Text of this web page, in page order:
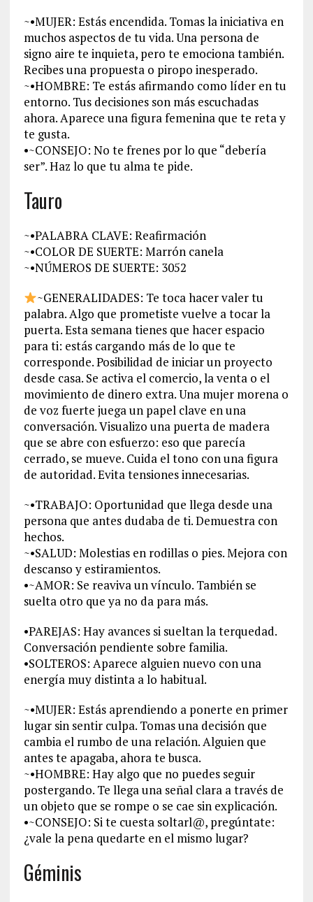
~•MUJER: Estás encendida. Tomas la iniciativa en
muchos aspectos de tu vida. Una persona de
signo aire te inquieta, pero te emociona también.
Recibes una propuesta o piropo inesperado.
~•HOMBRE: Te estás afirmando como líder en tu
entorno. Tus decisiones son más escuchadas
ahora. Aparece una figura femenina que te reta y
te gusta.
•~CONSEJO: No te frenes por lo que “debería
ser”. Haz lo que tu alma te pide.
Tauro
~•PALABRA CLAVE: Reafirmación
~•COLOR DE SUERTE: Marrón canela
~•NÚMEROS DE SUERTE: 3052
~GENERALIDADES: Te toca hacer valer tu
palabra. Algo que prometiste vuelve a tocar la
puerta. Esta semana tienes que hacer espacio
para ti: estás cargando más de lo que te
corresponde. Posibilidad de iniciar un proyecto
desde casa. Se activa el comercio, la venta o el
movimiento de dinero extra. Una mujer morena o
de voz fuerte juega un papel clave en una
conversación. Visualizo una puerta de madera
que se abre con esfuerzo: eso que parecía
cerrado, se mueve. Cuida el tono con una figura
de autoridad. Evita tensiones innecesarias.
~•TRABAJO: Oportunidad que llega desde una
persona que antes dudaba de ti. Demuestra con
hechos.
~•SALUD: Molestias en rodillas o pies. Mejora con
descanso y estiramientos.
•~AMOR: Se reaviva un vínculo. También se
suelta otro que ya no da para más.
•PAREJAS: Hay avances si sueltan la terquedad.
Conversación pendiente sobre familia.
•SOLTEROS: Aparece alguien nuevo con una
energía muy distinta a lo habitual.
~•MUJER: Estás aprendiendo a ponerte en primer
lugar sin sentir culpa. Tomas una decisión que
cambia el rumbo de una relación. Alguien que
antes te apagaba, ahora te busca.
~•HOMBRE: Hay algo que no puedes seguir
postergando. Te llega una señal clara a través de
un objeto que se rompe o se cae sin explicación.
•~CONSEJO: Si te cuesta soltarl@, pregúntate:
¿vale la pena quedarte en el mismo lugar?
Géminis